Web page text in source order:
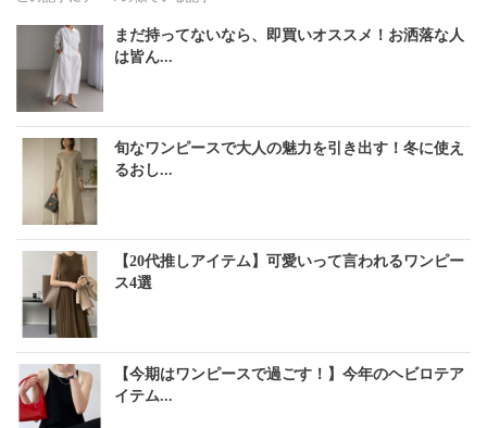
まだ持ってないなら、即買いオススメ！お洒落な人
は皆ん...
旬なワンピースで大人の魅力を引き出す！冬に使え
るおし...
【20代推しアイテム】可愛いって言われるワンピー
ス4選
【今期はワンピースで過ごす！】今年のヘビロテア
イテム...